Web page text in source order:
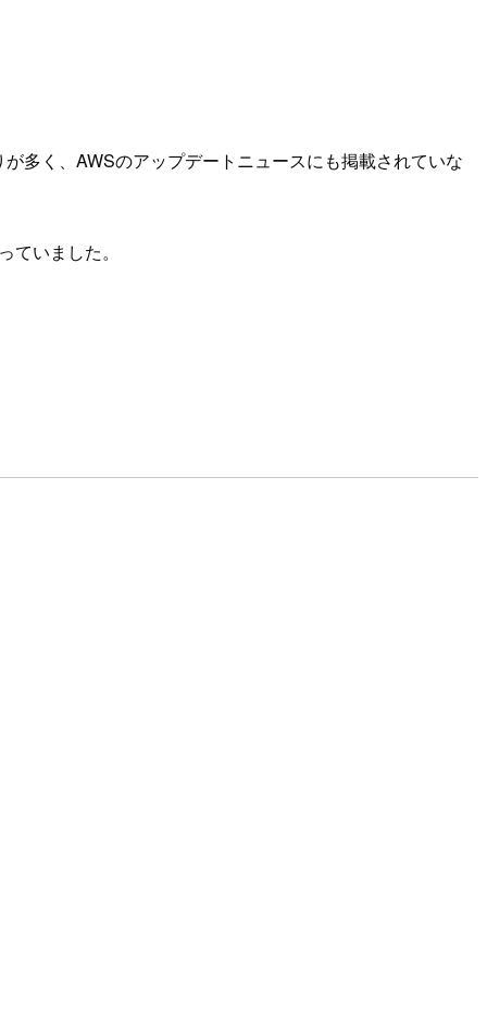
多く、AWSのアップデートニュースにも掲載されていな
いました。